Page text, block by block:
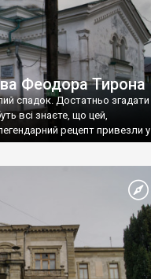
Феодора Тирона
спадок. Достатньо згадати
всі знаєте, що цей,
рецепт привезли у